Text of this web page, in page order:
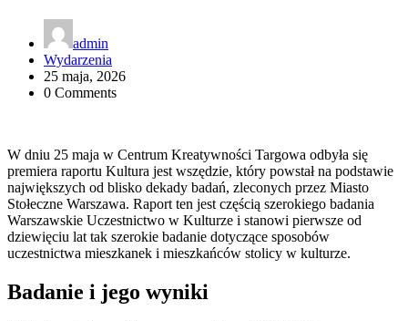
admin
Wydarzenia
25 maja, 2026
0 Comments
W dniu 25 maja w Centrum Kreatywności Targowa odbyła się
premiera raportu Kultura jest wszędzie, który powstał na podstawie
największych od blisko dekady badań, zleconych przez Miasto
Stołeczne Warszawa. Raport ten jest częścią szerokiego badania
Warszawskie Uczestnictwo w Kulturze i stanowi pierwsze od
dziewięciu lat tak szerokie badanie dotyczące sposobów
uczestnictwa mieszkanek i mieszkańców stolicy w kulturze.
Badanie i jego wyniki